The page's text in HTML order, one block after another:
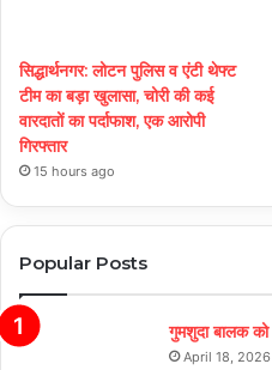
सिद्धार्थनगर: लोटन पुलिस व एंटी थेफ्ट
टीम का बड़ा खुलासा, चोरी की कई
वारदातों का पर्दाफाश, एक आरोपी
गिरफ्तार
15 hours ago
Popular Posts
गुमशुदा बालक को
April 18, 2026